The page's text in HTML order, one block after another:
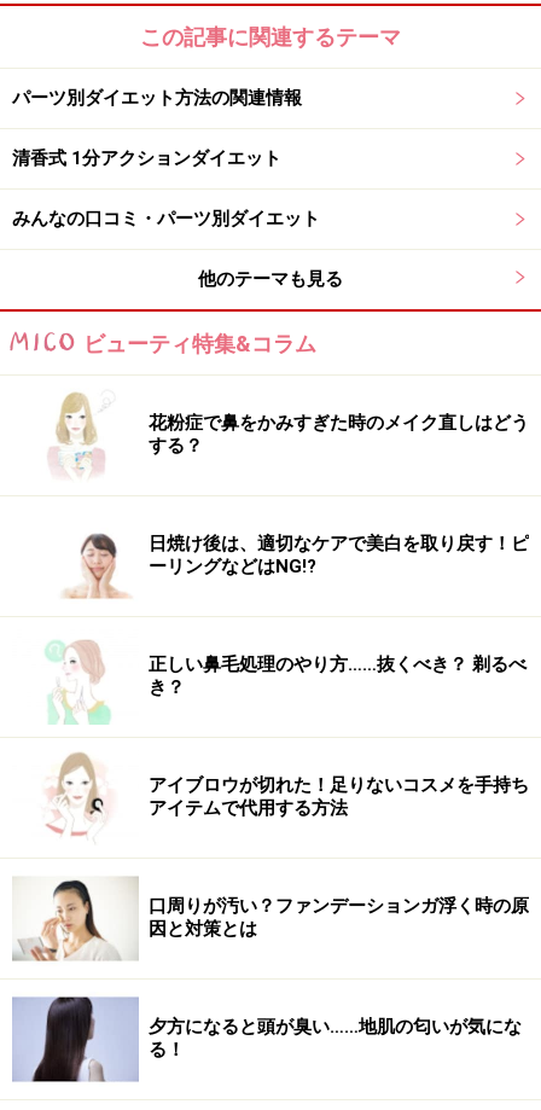
リンク： 水中運動で効率的に脂肪燃焼＆リフレッシュ！ [簡単ダイエット] All About
執筆ガイド 村上 カナコ
「水泳」のダイエット効果
「水泳」のダイエット効果
話。1日中プールで練習する選手などは、巨漢のプロレ
スラーと同じぐらいのエネルギーを消費するため、無理
にでもたくさん食べないと体が痩せてしまうんだとか。
水泳のダイエット効果についてお話します。
リンク： 水泳のダイエット効果と実践方法 [パーツ別ダイエット方法] All About
執筆ガイド 和田 清香
プールで痩せる歩き方は？
この記事に関連するテーマ
パーツ別ダイエット方法の関連情報
清香式 1分アクションダイエット
みんなの口コミ・パーツ別ダイエット
他のテーマも見る
ビューティ特集&コラム
花粉症で鼻をかみすぎた時のメイク直しはどう
する？
日焼け後は、適切なケアで美白を取り戻す！ピ
ーリングなどはNG!?
正しい鼻毛処理のやり方……抜くべき？ 剃るべ
き？
アイブロウが切れた！足りないコスメを手持ち
アイテムで代用する方法
口周りが汚い？ファンデーションガ浮く時の原
因と対策とは
夕方になると頭が臭い……地肌の匂いが気にな
る！